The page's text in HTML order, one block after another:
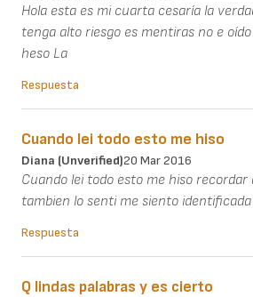
Hola esta es mi cuarta cesaría la
tenga alto riesgo es mentiras no e
heso La
Respuesta
Cuando lei todo esto me hiso
Diana (unverified)20 Mar 2016
Cuando lei todo esto me hiso
tambien lo senti me siento
Respuesta
Q lindas palabras y es cierto